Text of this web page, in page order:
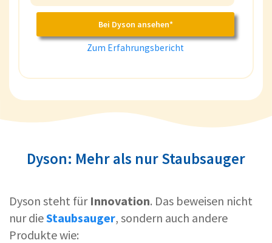
Bei Dyson ansehen*
Zum Erfahrungsbericht
Dyson: Mehr als nur Staubsauger
Dyson steht für Innovation. Das beweisen nicht
nur dieStaubsauger, sondern auch andere
Produkte wie: